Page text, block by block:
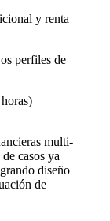
y renta
perfiles de
multi-
casos ya
diseño
de